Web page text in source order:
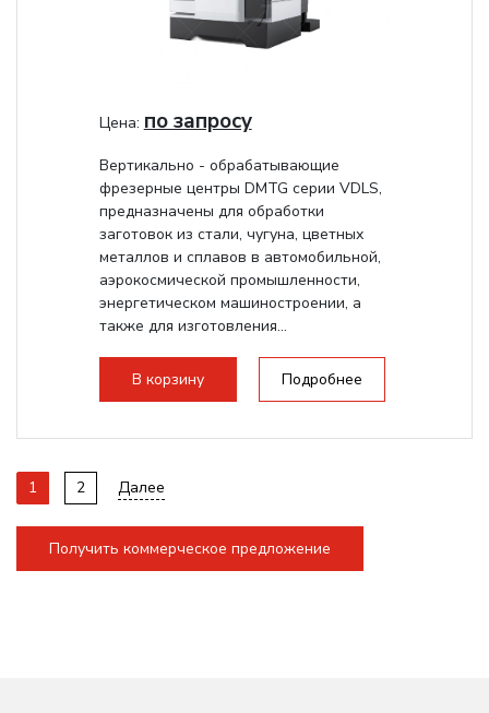
Цена: по запросу
Вертикально - обрабатывающие
фрезерные центры DMTG серии VDLS,
предназначены для обработки
заготовок из стали, чугуна, цветных
металлов и сплавов в автомобильной,
аэрокосмической промышленности,
энергетическом машиностроении, а
также для изготовления...
В корзину Подробнее
1 2 Далее
Получить коммерческое предложение